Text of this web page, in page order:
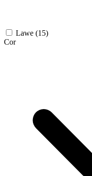
Lawe (15)
Cor